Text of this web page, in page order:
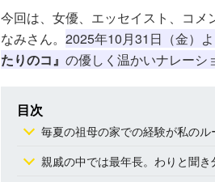
今回は、女優、エッセイスト、コメ
なみさん。 2025年10月31日（金）
たりのコ』 の優しく温かいナレーシ
目次
毎夏の祖母の家での経験が私のル
親戚の中では最年長。わりと聞き